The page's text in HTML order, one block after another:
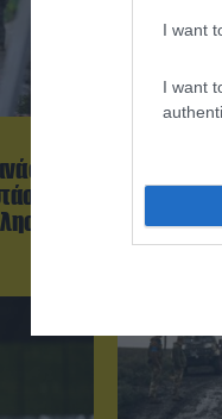
I want
I want
ότι
μητέρας
πριν από
παιδιών